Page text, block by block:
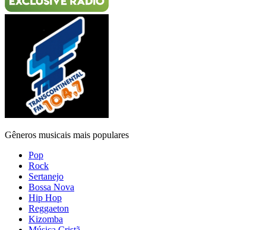
Gêneros musicais mais populares
Pop
Rock
Sertanejo
Bossa Nova
Hip Hop
Reggaeton
Kizomba